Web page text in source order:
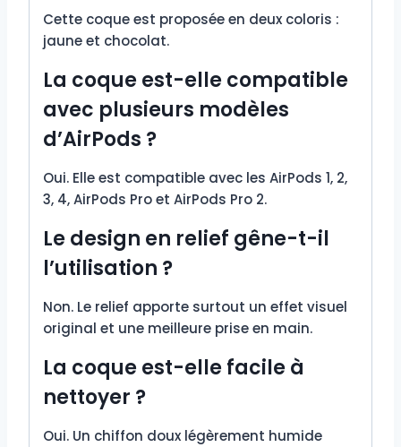
Cette coque est proposée en deux coloris :
jaune et chocolat.
La coque est-elle compatible
avec plusieurs modèles
d’AirPods ?
Oui. Elle est compatible avec les AirPods 1, 2,
3, 4, AirPods Pro et AirPods Pro 2.
Le design en relief gêne-t-il
l’utilisation ?
Non. Le relief apporte surtout un effet visuel
original et une meilleure prise en main.
La coque est-elle facile à
nettoyer ?
Oui. Un chiffon doux légèrement humide